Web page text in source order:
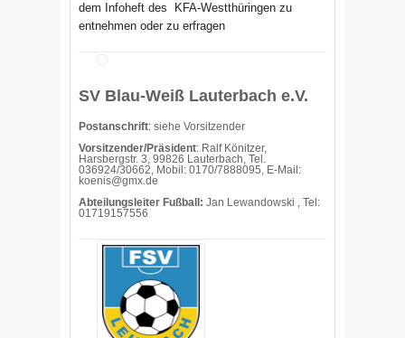
dem Infoheft des
KFA-Westthüringen zu
entnehmen oder zu erfragen
SV Blau-Weiß Lauterbach e.V.
Postanschrift: siehe Vorsitzender
Vorsitzender/Präsident: Ralf Könitzer,
Harsbergstr. 3, 99826 Lauterbach, Tel.
036924/30662, Mobil: 0170/7888095, E-Mail:
koenis@gmx.de
Abteilungsleiter Fußball: Jan Lewandowski , Tel:
01719157556